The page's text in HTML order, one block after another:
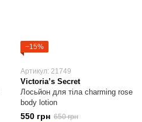
−15%
Артикул: 21749
Victoria’s Secret
Лосьйон для тіла charming rose
body lotion
550 грн 650 грн